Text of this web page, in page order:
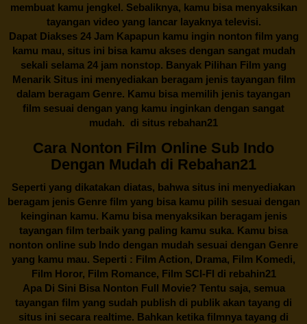
membuat kamu jengkel. Sebaliknya, kamu bisa menyaksikan
tayangan video yang lancar layaknya televisi.
Dapat Diakses 24 Jam Kapapun kamu ingin nonton film yang
kamu mau, situs ini bisa kamu akses dengan sangat mudah
sekali selama 24 jam nonstop. Banyak Pilihan Film yang
Menarik Situs ini menyediakan beragam jenis tayangan film
dalam beragam Genre. Kamu bisa memilih jenis tayangan
film sesuai dengan yang kamu inginkan dengan sangat
mudah. di situs rebahan21
Cara Nonton Film Online Sub Indo
Dengan Mudah di Rebahan21
Seperti yang dikatakan diatas, bahwa situs ini menyediakan
beragam jenis Genre film yang bisa kamu pilih sesuai dengan
keinginan kamu. Kamu bisa menyaksikan beragam jenis
tayangan film terbaik yang paling kamu suka. Kamu bisa
nonton online sub Indo dengan mudah sesuai dengan Genre
yang kamu mau. Seperti : Film Action, Drama, Film Komedi,
Film Horor, Film Romance, Film SCI-FI di rebahin21
Apa Di Sini Bisa Nonton Full Movie? Tentu saja, semua
tayangan film yang sudah publish di publik akan tayang di
situs ini secara realtime. Bahkan ketika filmnya tayang di